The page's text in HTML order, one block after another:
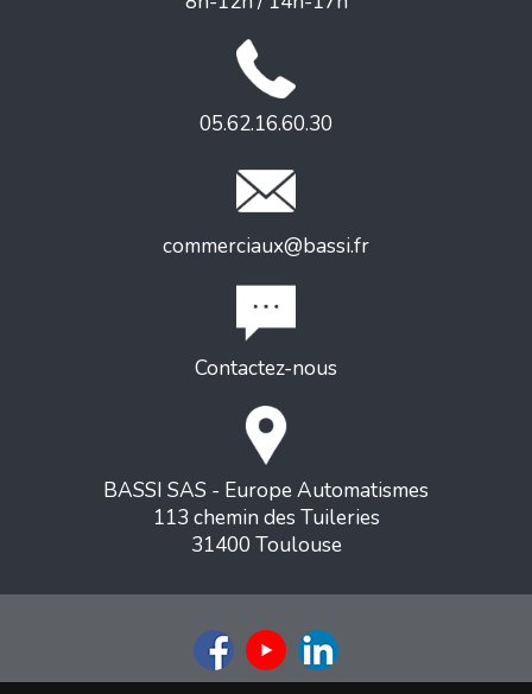
05.62.16.60.30
commerciaux@bassi.fr
Contactez-nous
BASSI SAS - Europe Automatismes
113 chemin des Tuileries
31400 Toulouse